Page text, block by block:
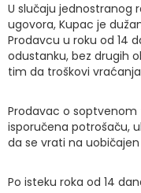
U slučaju jednostranog
ugovora, Kupac je
Prodavcu u roku od 14
odustanku, bez drugih
tim da troškovi
Prodavac o soptvenom
isporučena potrošaču,
da se vrati na
Po isteku roka od 14